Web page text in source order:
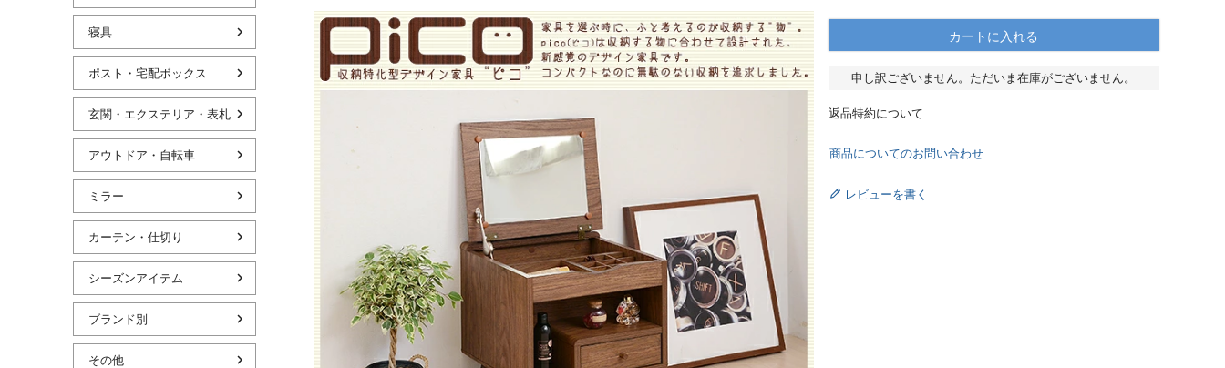
寝具
ポスト・宅配ボックス
玄関・エクステリア・表札
アウトドア・自転車
ミラー
カーテン・仕切り
シーズンアイテム
ブランド別
その他
カートに入れる
申し訳ございません。ただいま在庫がございません。
返品特約について
商品についてのお問い合わせ
レビューを書く